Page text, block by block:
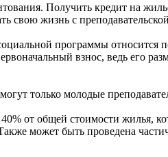
Получить кредит на
жизнь с
программы относится
взнос, ведь его
только молодые
от общей стоимости жилья,
может быть проведена